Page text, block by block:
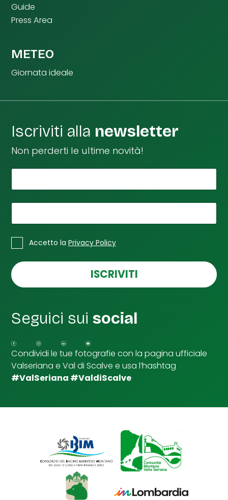
Guide
Press Area
METEO
Giornata ideale
Iscriviti alla newsletter
Non perderti le ultime novità!
a
e
a
C
a
e
l
i
u
n
t
a
* Accetto la Privacy Policy
ISCRIVITI
Seguici suisocial
Condividi le tue fotografie con la pagina ufficiale
Valseriana e Val di Scalve e usa l’hashtag
#ValSeriana #ValdiScalve